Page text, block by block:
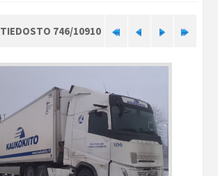
TIEDOSTO 746/10910